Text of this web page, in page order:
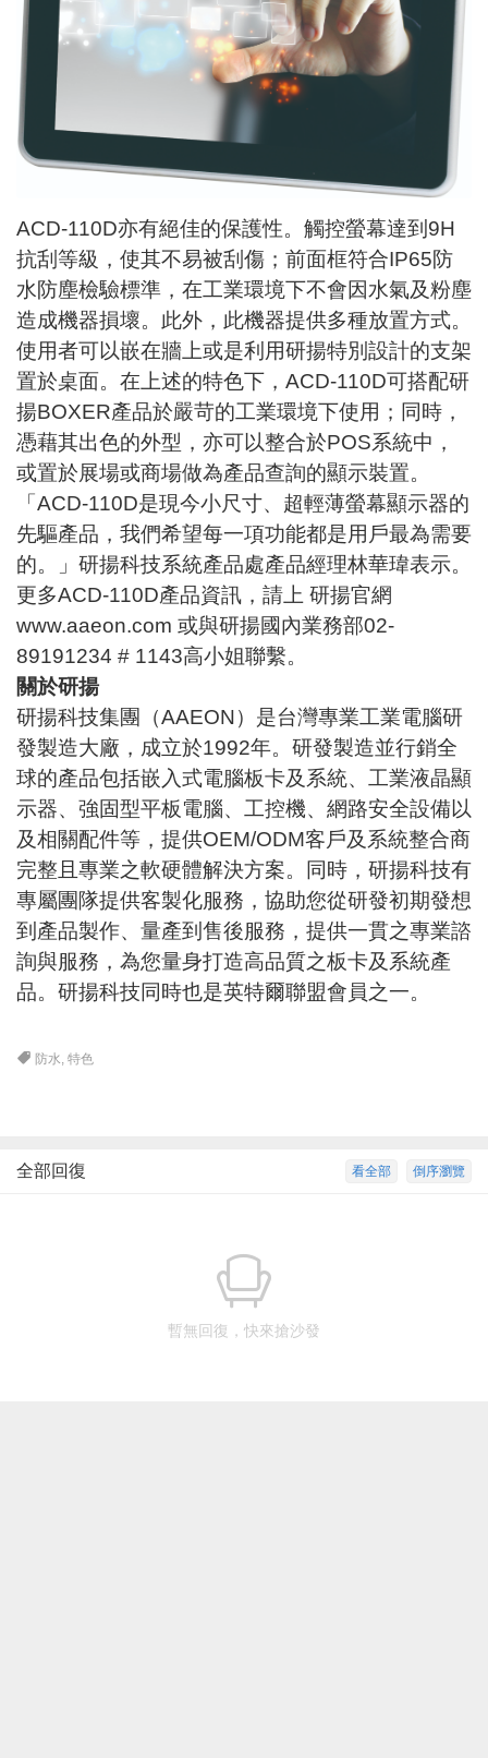
ACD-110D亦有絕佳的保護性。觸控螢幕達到9H
抗刮等級，使其不易被刮傷；前面框符合IP65防
水防塵檢驗標準，在工業環境下不會因水氣及粉塵
造成機器損壞。此外，此機器提供多種放置方式。
使用者可以嵌在牆上或是利用研揚特別設計的支架
置於桌面。在上述的特色下，ACD-110D可搭配研
揚BOXER產品於嚴苛的工業環境下使用；同時，
憑藉其出色的外型，亦可以整合於POS系統中，
或置於展場或商場做為產品查詢的顯示裝置。
「ACD-110D是現今小尺寸、超輕薄螢幕顯示器的
先驅產品，我們希望每一項功能都是用戶最為需要
的。」研揚科技系統產品處產品經理林華瑋表示。
更多ACD-110D產品資訊，請上 研揚官網
www.aaeon.com 或與研揚國內業務部02-
89191234 # 1143高小姐聯繫。
關於研揚
研揚科技集團（AAEON）是台灣專業工業電腦研
發製造大廠，成立於1992年。研發製造並行銷全
球的產品包括嵌入式電腦板卡及系統、工業液晶顯
示器、強固型平板電腦、工控機、網路安全設備以
及相關配件等，提供OEM/ODM客戶及系統整合商
完整且專業之軟硬體解決方案。同時，研揚科技有
專屬團隊提供客製化服務，協助您從研發初期發想
到產品製作、量產到售後服務，提供一貫之專業諮
詢與服務，為您量身打造高品質之板卡及系統產
品。研揚科技同時也是英特爾聯盟會員之一。
防水 ,特色
倒序瀏覽
看全部
全部回復
暫無回復，快來搶沙發